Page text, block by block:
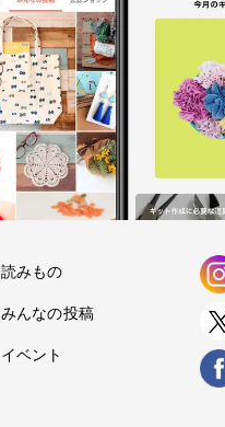
読みもの
みんなの投稿
イベント